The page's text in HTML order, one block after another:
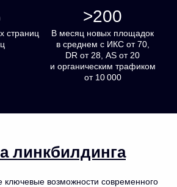
страниц
>200
В месяц новых площадок
в среднем с ИКС от 70,
DR от 28, AS от 20
и органическим трафиком
от 10 000
линкбилдинга
ключевые возможности современного